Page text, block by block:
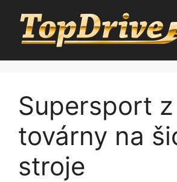
obsah
Supersport z
továrny na
stroje